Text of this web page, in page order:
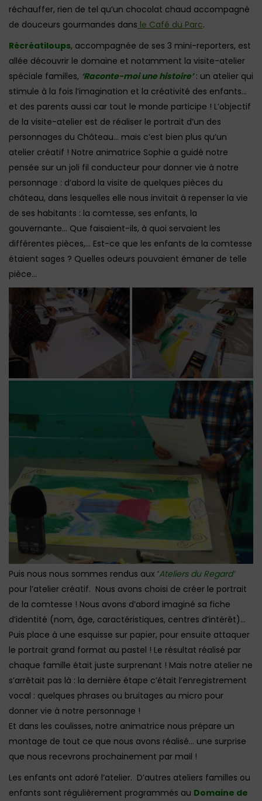
réchauffer, rien de tel qu’un chocolat chaud accompagné
de douceurs gourmandes dans le Café du Parc.
Récréatiloups, accompagnée de ses 3 mini-reporters, est
allée découvrir le domaine et notamment la visite-atelier
spéciale familles, ‘Raconte-moi une histoire’: un atelier qui
stimule à la fois l’imagination et la créativité des enfants…
et des parents aussi car tout le monde participe ! L’objectif
de la visite-atelier est de réaliser le portrait d’un des
personnages du Château… mais c’est bien plus qu’un
atelier créatif ! Notre animatrice Sophie a guidé notre
pensée sur un joli fil conducteur pour donner vie à notre
personnage : d’abord la visite de quelques pièces du
château, dans lesquelles elle nous invitait à repenser la vie
de ses habitants : la comtesse, ses enfants, la
gouvernante… Que faisaient-ils, à quoi servaient les
différentes pièces,… Est-ce que les enfants de la comtesse
étaient sages ? Quelles odeurs pouvaient émaner de telle
pièce…
Puis nous nous sommes rendus aux ‘Ateliers du Regard’
pour l’atelier créatif. Nous avons choisi de créer le portrait
de la comtesse ! Nous avons d’abord imaginé sa fiche
d’identité (nom, âge, caractéristiques, centres d’intérêt)…
Puis place à une esquisse sur papier, pour ensuite attaquer
le portrait grand format au pastel ! Le résultat réalisé par
chaque famille était juste surprenant ! Mais notre atelier ne
s’arrêtait pas là : la dernière étape c’était l’enregistrement
vocal : quelques phrases ou bruitages au micro pour
donner vie à notre personnage !
Et dans les coulisses, notre animatrice nous prépare un
montage de tout ce que nous avons réalisé… une surprise
que nous recevrons prochainement par mail !
Les enfants ont adoré l’atelier. D’autres ateliers familles ou
enfants sont régulièrement programmés au Domaine de